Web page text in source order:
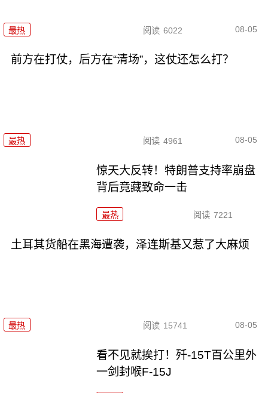
最热 阅读 6022 08-05
前方在打仗，后方在“清场”，这仗还怎么打？
最热 阅读 4961 08-05
惊天大反转！特朗普支持率崩盘
背后竟藏致命一击
最热 阅读 7221
土耳其货船在黑海遭袭，泽连斯基又惹了大麻烦
最热 阅读 15741 08-05
看不见就挨打！歼-15T百公里外
一剑封喉F-15J